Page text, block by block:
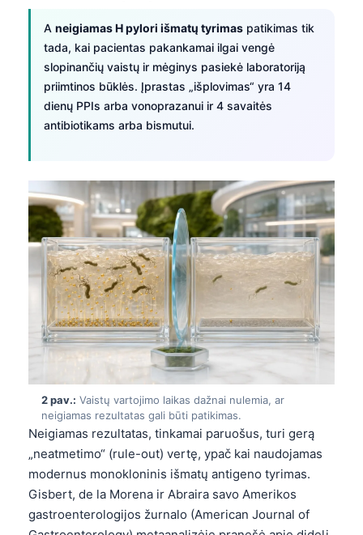
A neigiamas H pylori išmatų tyrimas patikimas tik
tada, kai pacientas pakankamai ilgai vengė
slopinančių vaistų ir mėginys pasiekė laboratoriją
priimtinos būklės. Įprastas „išplovimas“ yra 14
dienų PPIs arba vonoprazanui ir 4 savaitės
antibiotikams arba bismutui.
2 pav.: Vaistų vartojimo laikas dažnai nulemia, ar
neigiamas rezultatas gali būti patikimas.
Neigiamas rezultatas, tinkamai paruošus, turi gerą
„neatmetimo“ (rule-out) vertę, ypač kai naudojamas
modernus monokloninis išmatų antigeno tyrimas.
Gisbert, de la Morena ir Abraira savo Amerikos
gastroenterologijos žurnalo (American Journal of